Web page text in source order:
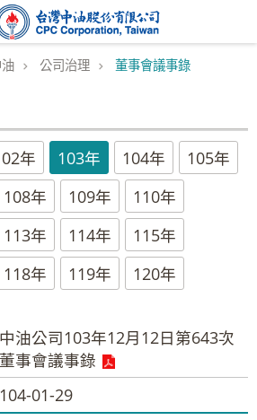
公司治理 董事會議事錄
年 103年 104年
105年
108年 109年
110年
113年 114年
115年
118年 119年 120年
中油公司103年12月12日第643次
董事會議事錄
104-01-29